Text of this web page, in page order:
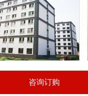
咨询订购